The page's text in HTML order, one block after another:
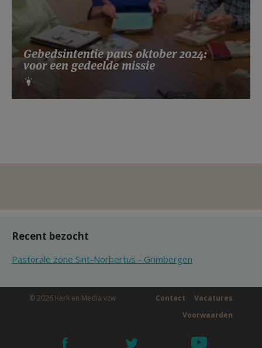
Gebedsintentie paus oktober 2024:
voor een gedeelde missie
Recent bezocht
Pastorale zone Sint-Norbertus - Grimbergen
© 2026 Kerk en Media vzw Vacatures
Contact
Voorwaarden